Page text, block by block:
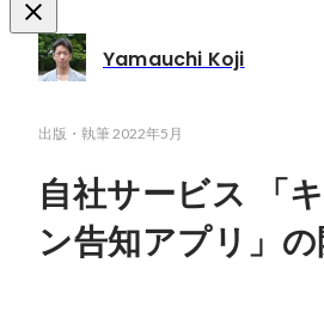
Yamauchi Koji
出版・執筆 2022年5月
自社サービス 「
ン告知アプリ」